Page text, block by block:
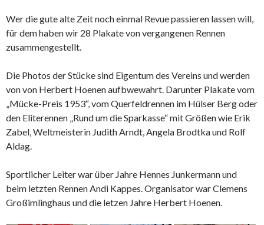
Wer die gute alte Zeit noch einmal Revue passieren lassen will,
für dem haben wir 28 Plakate von vergangenen Rennen
zusammengestellt.
Die Photos der Stücke sind Eigentum des Vereins und werden
von von Herbert Hoenen aufbwewahrt. Darunter Plakate vom
„Mücke-Preis 1953“, vom Querfeldrennen im Hülser Berg oder
den Eliterennen „Rund um die Sparkasse“ mit Größen wie Erik
Zabel, Weltmeisterin Judith Arndt, Angela Brodtka und Rolf
Aldag.
Sportlicher Leiter war über Jahre Hennes Junkermann und
beim letzten Rennen Andi Kappes. Organisator war Clemens
Großimlinghaus und die letzen Jahre Herbert Hoenen.